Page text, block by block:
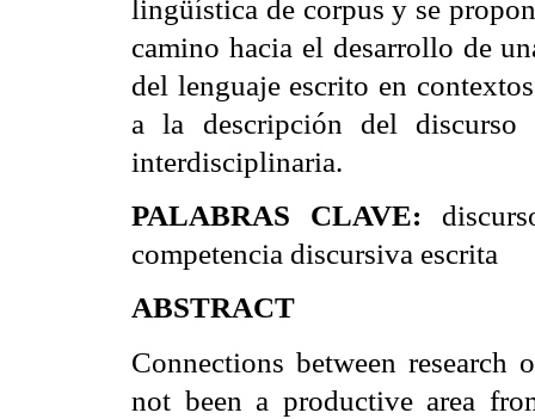
lingüística de corpus y se
camino hacia el desarrollo de
del lenguaje escrito en
a la descripción del discurso
interdisciplinaria.
PALABRAS CLAVE:
competencia discursiva escrita
ABSTRACT
Connections between research
not been a productive area